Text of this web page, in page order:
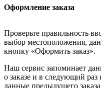
Оформление заказа
Проверьте правильность
выбор местоположения,
кнопку «Оформить заказ».
Наш сервис запоминает
о заказе и в следующий
данные предыдущего